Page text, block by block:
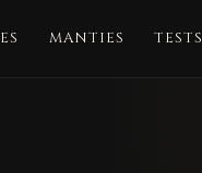
MANTIES TESTS